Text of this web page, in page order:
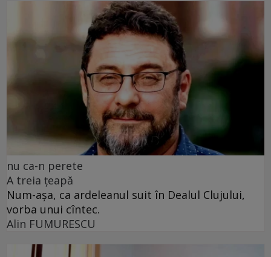
nu ca-n perete
A treia țeapă
Num-așa, ca ardeleanul suit în Dealul Clujului,
vorba unui cîntec.
Alin FUMURESCU